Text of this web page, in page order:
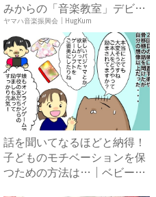
みからの「音楽教室」デビ
ュ...
ヤマハ音楽振興会｜HugKum
話を聞いてなるほどと納得！
子どものモチベーションを保
つための方法は…｜ベビーカ